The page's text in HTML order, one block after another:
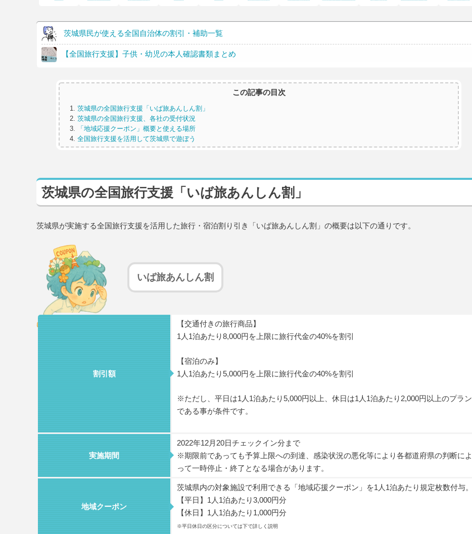
茨城県民が使える全国自治体の割引・補助一覧
【全国旅行支援】子供・幼児の本人確認書類まとめ
この記事の目次
茨城県の全国旅行支援「いば旅あんしん割」
茨城県の全国旅行支援、各社の受付状況
「地域応援クーポン」概要と使える場所
全国旅行支援を活用して茨城県で遊ぼう
茨城県の全国旅行支援「いば旅あんしん割」
茨城県が実施する全国旅行支援を活用した旅行・宿泊割り引き「いば旅あんしん割」の概要は以下の通りです。
いば旅あんしん割
割引額
【交通付きの旅行商品】
1人1泊あたり8,000円を上限に旅行代金の40%を割引
【宿泊のみ】
1人1泊あたり5,000円を上限に旅行代金の40%を割引
※ただし、平日は1人1泊あたり5,000円以上、休日は1人1泊あたり2,000円以上のプラン
である事が条件です。
実施期間
2022年12月20日チェックイン分まで
※期限前であっても予算上限への到達、感染状況の悪化等により各都道府県の判断によ
って一時停止・終了となる場合があります。
地域クーポン
茨城県内の対象施設で利用できる「地域応援クーポン」を1人1泊あたり規定枚数付与。
【平日】1人1泊あたり3,000円分
【休日】1人1泊あたり1,000円分
※平日休日の区分については下で詳しく説明